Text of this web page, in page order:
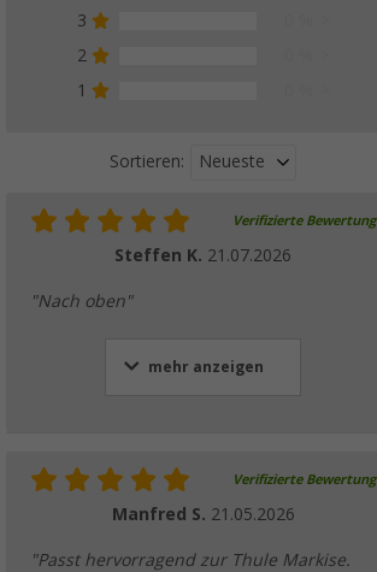
3
2
1
Sortieren: Neueste
Verifizierte Bewertung
Steffen K. 21.07.2026
"Nach oben"
mehr anzeigen
Verifizierte Bewertung
Manfred S. 21.05.2026
"Passt hervorragend zur Thule Markise.